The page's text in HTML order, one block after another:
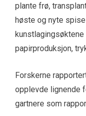
plante frø,
høste og nyte
papirproduksjon,
Forskerne
opplevde lignende
gartnere som